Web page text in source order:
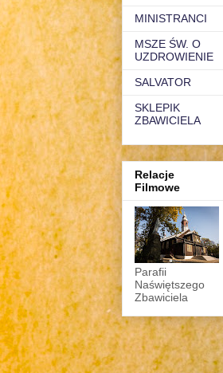
MINISTRANCI
MSZE ŚW. O
UZDROWIENIE
SALVATOR
SKLEPIK
ZBAWICIELA
Relacje
Filmowe
Parafii
Naświętszego
Zbawiciela